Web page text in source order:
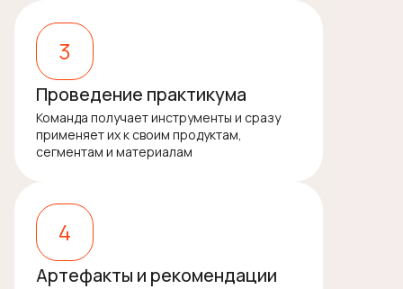
3
Проведение практикума
Команда получает инструменты и сразу
применяет их к своим продуктам,
сегментам и материалам
4
Артефакты и рекомендации